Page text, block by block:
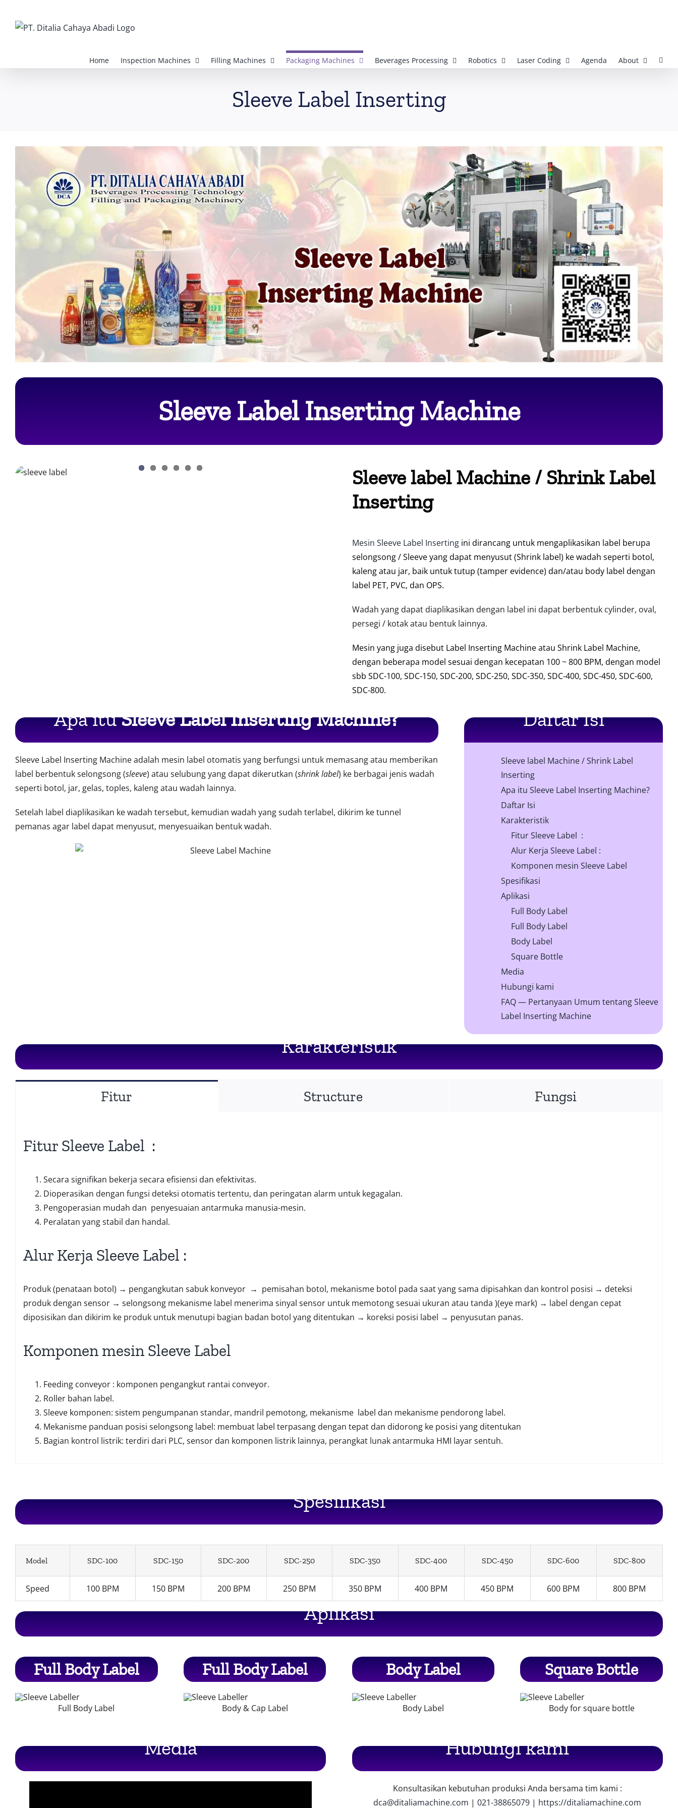
Home Inspection Machines Filling Machines Packaging Machines Beverages Processing Robotics Laser Coding Agenda About
Sleeve Label Inserting
Sleeve Label Inserting Machine
Sleeve label Machine/ Shrink Label
Inserting
Mesin Sleeve Label Insertingini dirancang untuk mengaplikasikan label berupa
selongsong / Sleeve yang dapat menyusut (Shrink label) ke wadah seperti botol,
kaleng atau jar, baik untuk tutup (tamper evidence) dan/atau body label dengan
label PET, PVC, dan OPS.
Wadah yang dapat diaplikasikan dengan label ini dapat berbentuk cylinder, oval,
persegi / kotak atau bentuk lainnya.
Mesin yang juga disebut Label Inserting Machineatau Shrink Label Machine,
dengan beberapa model sesuai dengan kecepatan 100 ~ 800 BPM, dengan model
sbb SDC-100, SDC-150, SDC-200, SDC-250, SDC-350, SDC-400, SDC-450, SDC-600,
SDC-800.
Apa ituSleeve Label Inserting Machine?
Sleeve Label Inserting Machine adalah mesin label otomatis yang berfungsi untuk memasang atau memberikan
label berbentuk selongsong (sleeve) atau selubung yang dapat dikerutkan (shrink label) ke berbagai jenis wadah
seperti botol, jar, gelas, toples, kaleng atau wadah lainnya.
Setelah label diaplikasikan ke wadah tersebut, kemudian wadah yang sudah terlabel, dikirim ke tunnel
pemanas agar label dapat menyusut, menyesuaikan bentuk wadah.
Daftar Isi
Sleeve label Machine/Shrink Label
Inserting
Apa ituSleeve Label Inserting Machine?
Daftar Isi
Karakteristik
Fitur Sleeve Label :
Alur Kerja Sleeve Label :
Komponen mesin Sleeve Label
Spesifikasi
Aplikasi
Full Body Label
Full Body Label
Body Label
Square Bottle
Media
Hubungi kami
FAQ — Pertanyaan Umum tentang Sleeve
Label Inserting Machine
Karakteristik
Fitur Structure Fungsi
Fitur Sleeve Label :
Secara signifikan bekerja secara efisiensi dan efektivitas.
Dioperasikan dengan fungsi deteksi otomatis tertentu, dan peringatan alarm untuk kegagalan.
Pengoperasian mudah dan penyesuaian antarmuka manusia-mesin.
Peralatan yang stabil dan handal.
Alur Kerja Sleeve Label :
Produk (penataan botol) → pengangkutan sabuk konveyor → pemisahan botol, mekanisme botol pada saat yang sama dipisahkan dan kontrol posisi → deteksi
produk dengan sensor → selongsong mekanisme label menerima sinyal sensor untuk memotong sesuai ukuran atau tanda )(eye mark) → label dengan cepat
diposisikan dan dikirim ke produk untuk menutupi bagian badan botol yang ditentukan → koreksi posisi label → penyusutan panas.
Komponen mesin Sleeve Label
Feeding conveyor : komponen pengangkut rantai conveyor.
Roller bahan label.
Sleeve komponen: sistem pengumpanan standar, mandril pemotong, mekanisme label dan mekanisme pendorong label.
Mekanisme panduan posisi selongsong label: membuat label terpasang dengan tepat dan didorong ke posisi yang ditentukan
Bagian kontrol listrik: terdiri dari PLC, sensor dan komponen listrik lainnya, perangkat lunak antarmuka HMI layar sentuh.
Spesifikasi
Model SDC-100 SDC-150 SDC-200 SDC-250 SDC-350 SDC-400 SDC-450 SDC-600 SDC-800
Speed 100 BPM 150 BPM 200 BPM 250 BPM 350 BPM 400 BPM 450 BPM 600 BPM 800 BPM
Aplikasi
Full Body Label
Full Body Label
Full Body Label
Body & Cap Label
Body Label
Body Label
Square Bottle
Body for square bottle
Media Hubungi kami
Konsultasikan kebutuhan produksi Anda bersama tim kami :
dca@ditaliamachine.com |021-38865079 | https://ditaliamachine.com